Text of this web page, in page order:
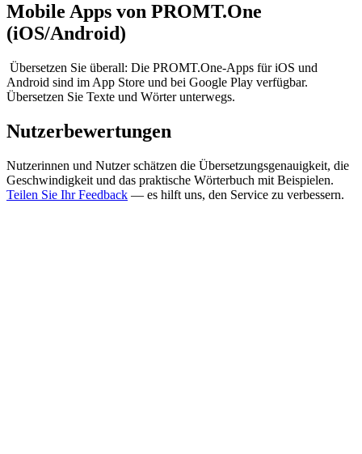
Mobile Apps von PROMT.One
(iOS/Android)
Übersetzen Sie überall: Die PROMT.One-Apps für iOS und
Android sind im App Store und bei Google Play verfügbar.
Übersetzen Sie Texte und Wörter unterwegs.
Nutzerbewertungen
Nutzerinnen und Nutzer schätzen die Übersetzungsgenauigkeit, die
Geschwindigkeit und das praktische Wörterbuch mit Beispielen.
Teilen Sie Ihr Feedback — es hilft uns, den Service zu verbessern.